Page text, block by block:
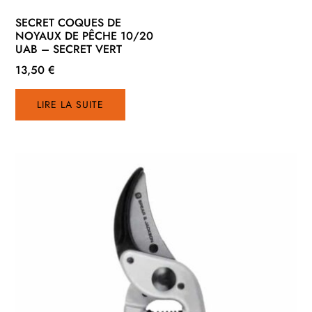
SECRET COQUES DE
NOYAUX DE PÊCHE 10/20
UAB – SECRET VERT
13,50€
LIRE LA SUITE